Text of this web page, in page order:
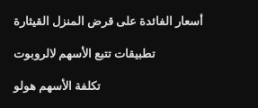
أسعار الفائدة على قرض المنزل القيثارة
تطبيقات تتبع الأسهم لالروبوت
تكلفة الأسهم هولو